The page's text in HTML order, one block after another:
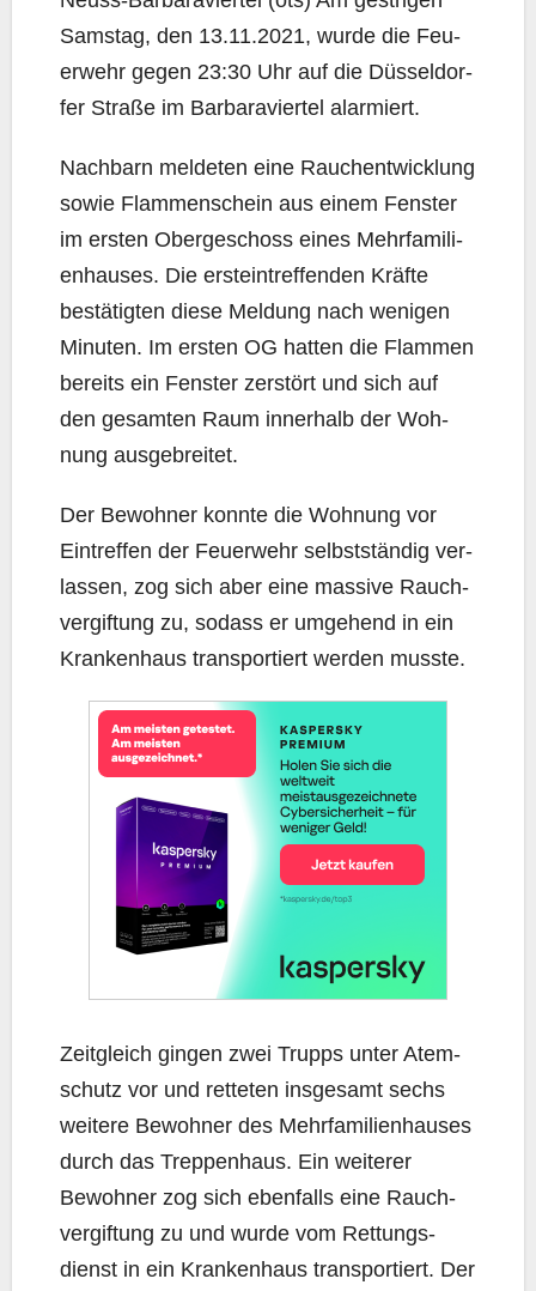
Sams­tag, den 13.11.2021, wur­de die Feu­
er­wehr gegen 23:30 Uhr auf die Düs­sel­dor­
fer Stra­ße im Bar­ba­ra­vier­tel alarmiert.
Nach­barn mel­de­ten eine Rauch­ent­wick­lung
sowie Flam­men­schein aus einem Fens­ter
im ers­ten Ober­ge­schoss eines Mehr­fa­mi­li­
en­hau­ses. Die erst­ein­tref­fen­den Kräf­te
bestä­tig­ten die­se Mel­dung nach weni­gen
Minu­ten. Im ers­ten OG hat­ten die Flam­men
bereits ein Fens­ter zer­stört und sich auf
den gesam­ten Raum inner­halb der Woh­
nung ausgebreitet.
Der Bewoh­ner konn­te die Woh­nung vor
Ein­tref­fen der Feu­er­wehr selbst­stän­dig ver­
las­sen, zog sich aber eine mas­si­ve Rauch­
ver­gif­tung zu, sodass er umge­hend in ein
Kran­ken­haus trans­por­tiert wer­den musste.
Zeit­gleich gin­gen zwei Trupps unter Atem­
schutz vor und ret­te­ten ins­ge­samt sechs
wei­te­re Bewoh­ner des Mehr­fa­mi­li­en­hau­ses
durch das Trep­pen­haus. Ein wei­te­rer
Bewoh­ner zog sich eben­falls eine Rauch­
ver­gif­tung zu und wur­de vom Ret­tungs­
dienst in ein Kran­ken­haus trans­por­tiert. Der